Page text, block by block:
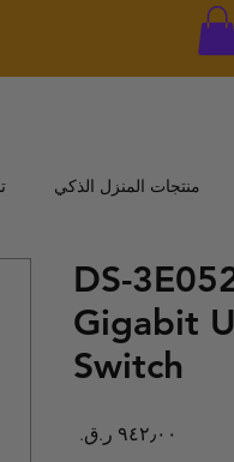
DS-
Gigabit
Switch
منتجات المنزل الذكي